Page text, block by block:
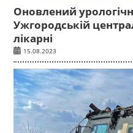
Оновлений
Ужгородській
лікарні
15.08.2023